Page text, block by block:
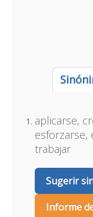
aplicarse,
esforzarse,
trabajar
Sugerir
Informe